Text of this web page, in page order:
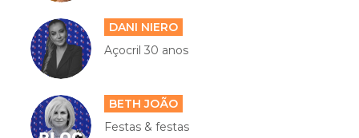
DANI NIERO
Açocril 30 anos
BETH JOÃO
Festas & festas